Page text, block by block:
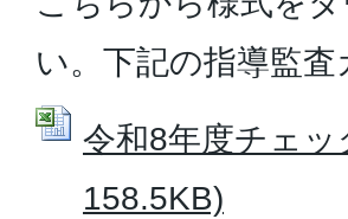
い。下記の指導監
令和8年度チェ
158.5KB)